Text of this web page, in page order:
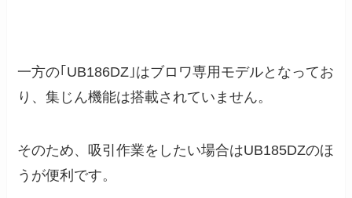
一方の｢UB186DZ｣はブロワ専用モデルとなってお
り、集じん機能は搭載されていません。
そのため、吸引作業をしたい場合はUB185DZのほ
うが便利です。